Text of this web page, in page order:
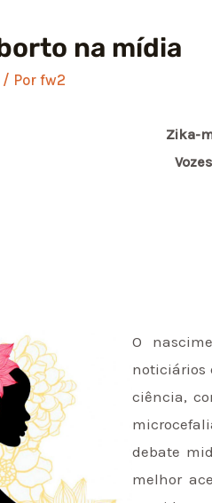
na mídia
/ Porfw2
Zika-
O
noticiários
ciência,
debate
melhor